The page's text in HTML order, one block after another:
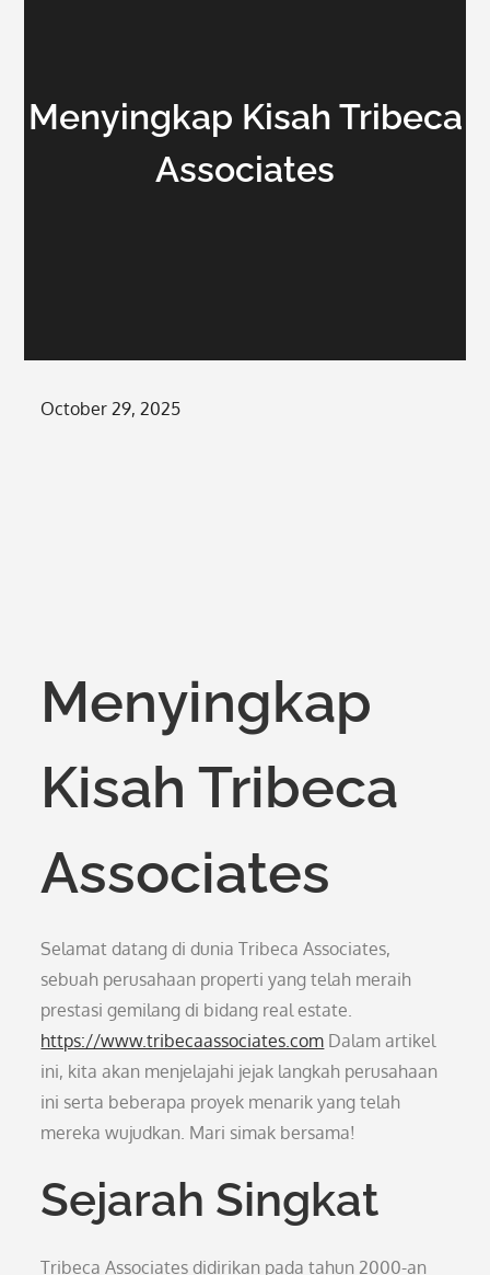
Menyingkap Kisah Tribeca
Associates
Posted
October 29, 2025
Menyingkap
Kisah Tribeca
Associates
Selamat datang di dunia Tribeca Associates,
sebuah perusahaan properti yang telah meraih
prestasi gemilang di bidang real estate.
https://www.tribecaassociates.com Dalam artikel
ini, kita akan menjelajahi jejak langkah perusahaan
ini serta beberapa proyek menarik yang telah
mereka wujudkan. Mari simak bersama!
Sejarah Singkat
Tribeca Associates didirikan pada tahun 2000-an